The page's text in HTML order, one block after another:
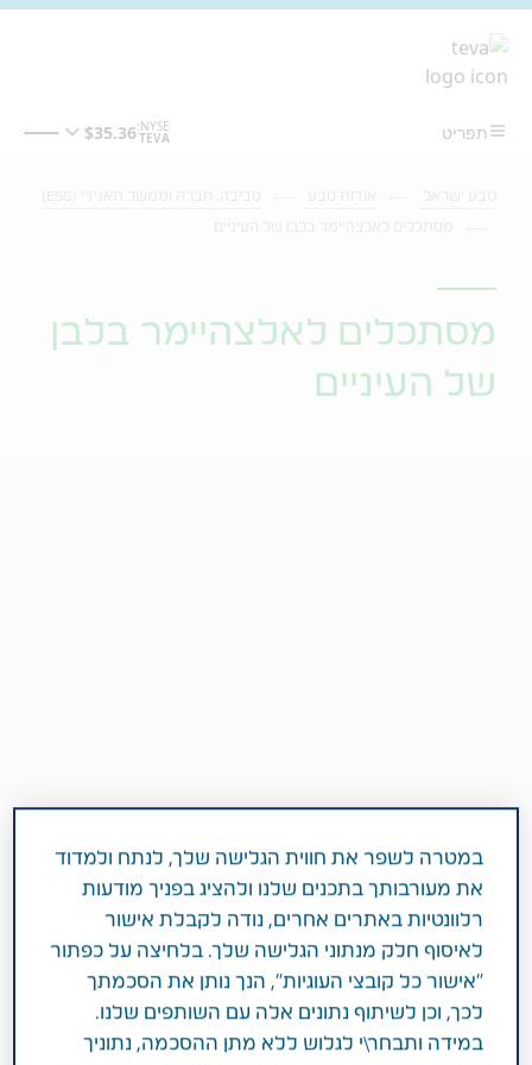
מסתכלים לאלצהיימר בלבן
של העיניים
3 דקות
ינואר 01, 2018
סביבה, חברה וממשל תאגידי (ESG)
חוקרים במרכז הרפואי שיבא, בסיוע הרשת
במטרה לשפר את חווית הגלישה שלך, לנתח ולמדוד
את מעורבותך בתכנים שלנו ולהציג בפניך מודעות
רלוונטיות באתרים אחרים, נודה לקבלת אישור
לאיסוף חלק מנתוני הגלישה שלך. בלחיצה על כפתור
"אישור כל קובצי העוגיות", הנך נותן את הסכמתך
לכך, וכן לשיתוף נתונים אלה עם השותפים שלנו.
במידה ותבחר\י לגלוש ללא מתן ההסכמה, נתוניך